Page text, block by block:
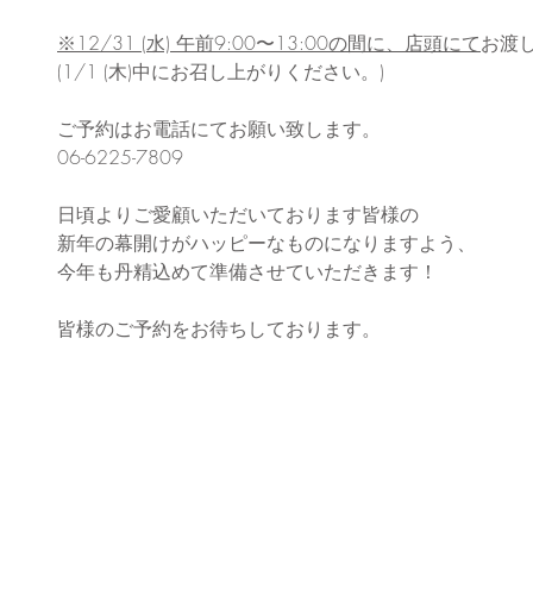
※12/31 (水) 午前9:00〜13:00の間に、店頭にてお渡
(1/1 (木)中にお召し上がりください。)
ご予約はお電話にてお願い致します。
06-6225-7809
日頃よりご愛顧いただいております皆様の
新年の幕開けがハッピーなものになりますよう、
今年も丹精込めて準備させていただきます！
皆様のご予約をお待ちしております。